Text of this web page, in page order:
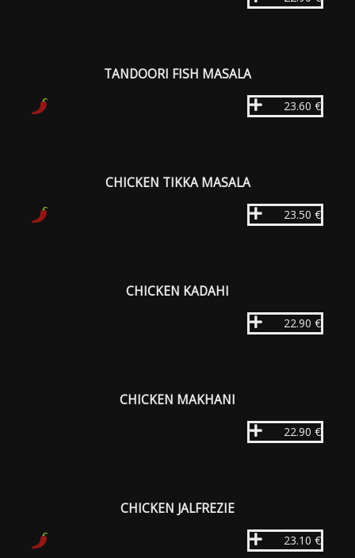
TANDOORI FISH MASALA
23.60 €
CHICKEN TIKKA MASALA
23.50 €
CHICKEN KADAHI
22.90 €
CHICKEN MAKHANI
22.90 €
CHICKEN JALFREZIE
23.10 €